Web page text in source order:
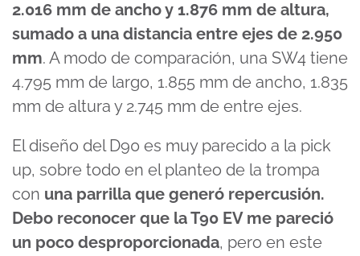
2.016 mm de ancho y 1.876 mm de altura,
sumado a una distancia entre ejes de 2.950
mm. A modo de comparación, una SW4 tiene
4.795 mm de largo, 1.855 mm de ancho, 1.835
mm de altura y 2.745 mm de entre ejes.
El diseño del D90 es muy parecido a la pick
up, sobre todo en el planteo de la trompa
con una parrilla que generó repercusión.
Debo reconocer que la T90 EV me pareció
un poco desproporcionada, pero en este